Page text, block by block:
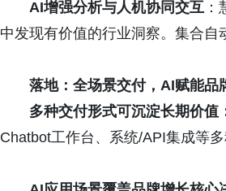
AI增强分析与人机协同交互
中发现有价值的行业洞察。集合
落地：全场景交付，AI赋能品
多种交付形式可沉淀长期价值
Chatbot工作台、系统/API集成等